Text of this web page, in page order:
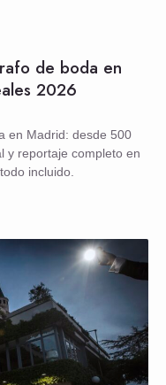
de boda en
2026
en Madrid: desde 500
y reportaje completo en
incluido.